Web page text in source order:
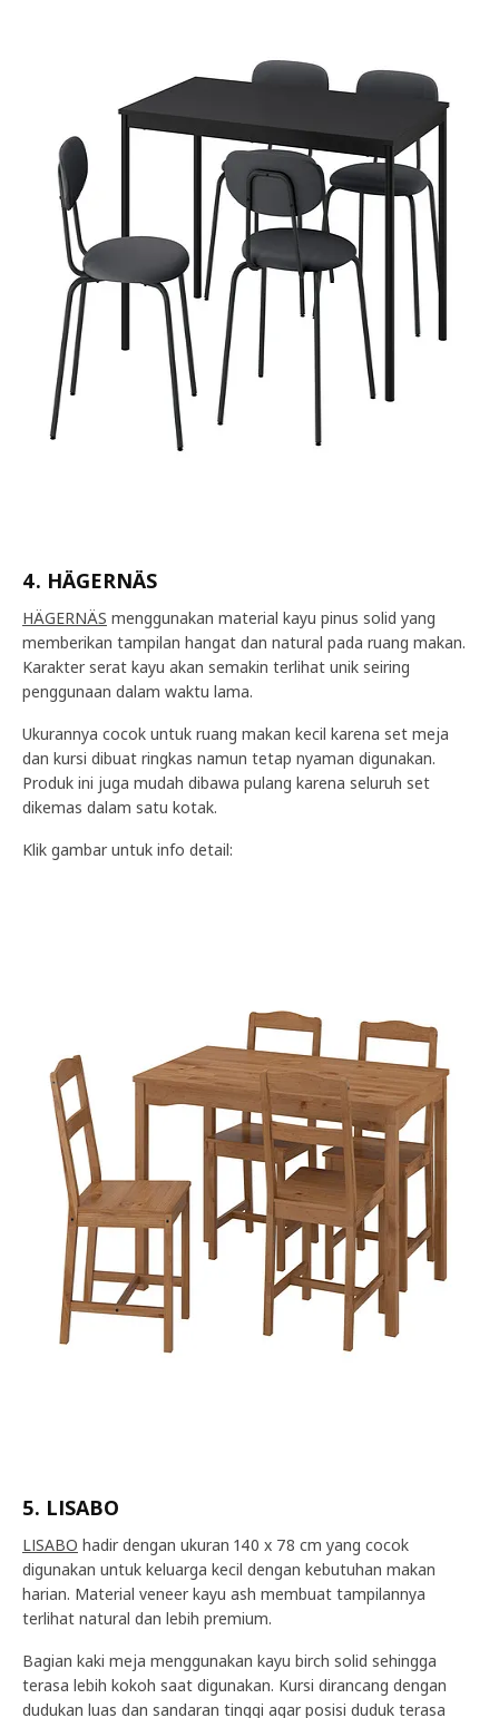
4. HÄGERNÄS
HÄGERNÄS menggunakan material kayu pinus solid yang
memberikan tampilan hangat dan natural pada ruang makan.
Karakter serat kayu akan semakin terlihat unik seiring
penggunaan dalam waktu lama.
Ukurannya cocok untuk ruang makan kecil karena set meja
dan kursi dibuat ringkas namun tetap nyaman digunakan.
Produk ini juga mudah dibawa pulang karena seluruh set
dikemas dalam satu kotak.
Klik gambar untuk info detail:
5. LISABO
LISABO hadir dengan ukuran 140 x 78 cm yang cocok
digunakan untuk keluarga kecil dengan kebutuhan makan
harian. Material veneer kayu ash membuat tampilannya
terlihat natural dan lebih premium.
Bagian kaki meja menggunakan kayu birch solid sehingga
terasa lebih kokoh saat digunakan. Kursi dirancang dengan
dudukan luas dan sandaran tinggi agar posisi duduk terasa